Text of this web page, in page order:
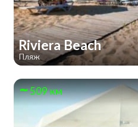
Riviera Beach
Пляж
509 км